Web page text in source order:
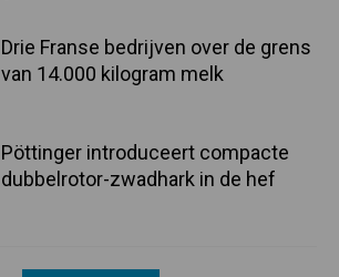
Drie Franse bedrijven over de grens
van 14.000 kilogram melk
Pöttinger introduceert compacte
dubbelrotor-zwadhark in de hef